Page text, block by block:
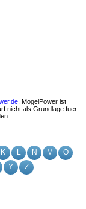
K L N M
O
Y Z
. MogelPower ist
nicht als Grundlage fuer